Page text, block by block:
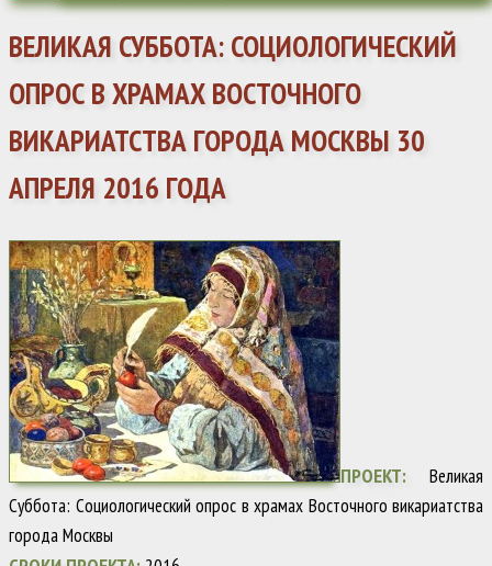
ВЕЛИКАЯ СУББОТА: СОЦИОЛОГИЧЕСКИЙ
ОПРОС В ХРАМАХ ВОСТОЧНОГО
ВИКАРИАТСТВА ГОРОДА МОСКВЫ 30
АПРЕЛЯ 2016 ГОДА
ПРОЕКТ: Великая
Суббота: Социологический опрос в храмах Восточного викариатства
города Москвы